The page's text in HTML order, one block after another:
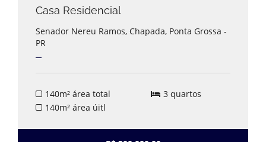
Casa Residencial
Senador Nereu Ramos, Chapada, Ponta Grossa -
PR
140m² área total
3 quartos
140m² área úitl